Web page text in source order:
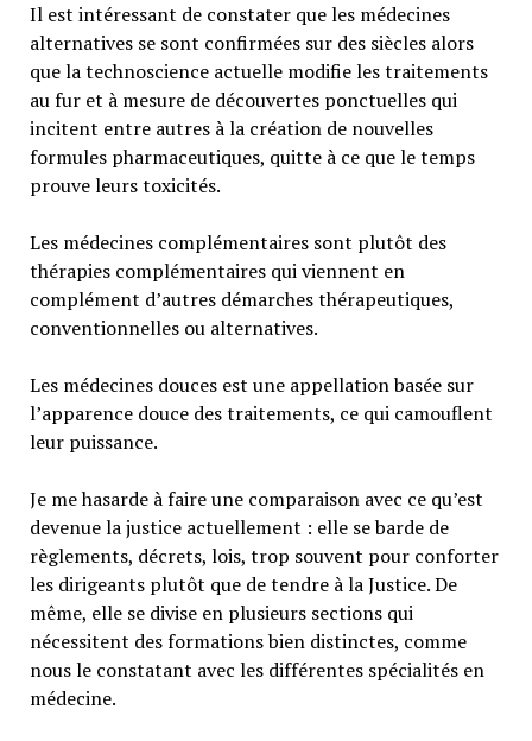
Il est intéressant de constater que les médecines
alternatives se sont confirmées sur des siècles alors
que la technoscience actuelle modifie les traitements
au fur et à mesure de découvertes ponctuelles qui
incitent entre autres à la création de nouvelles
formules pharmaceutiques, quitte à ce que le temps
prouve leurs toxicités.
Les médecines complémentaires sont plutôt des
thérapies complémentaires qui viennent en
complément d’autres démarches thérapeutiques,
conventionnelles ou alternatives.
Les médecines douces est une appellation basée sur
l’apparence douce des traitements, ce qui camouflent
leur puissance.
Je me hasarde à faire une comparaison avec ce qu’est
devenue la justice actuellement : elle se barde de
règlements, décrets, lois, trop souvent pour conforter
les dirigeants plutôt que de tendre à la Justice. De
même, elle se divise en plusieurs sections qui
nécessitent des formations bien distinctes, comme
nous le constatant avec les différentes spécialités en
médecine.